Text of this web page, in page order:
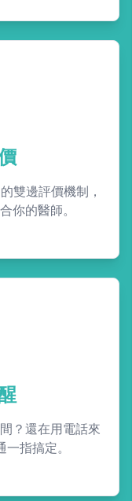
雙邊評價機制，
你的醫師。
？還在用電話來
指搞定。